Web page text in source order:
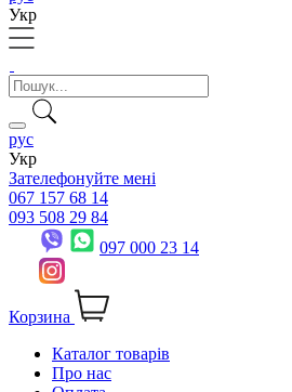
Укр
рус
Укр
Зателефонуйте мені
067 157 68 14
093 508 29 84
097 000 23 14
Корзина
Каталог товарів
Про нас